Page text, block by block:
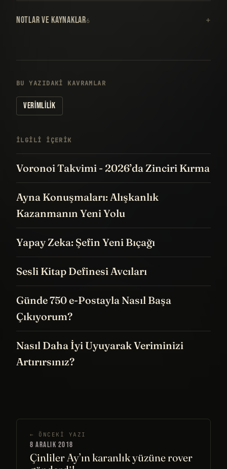
NOTLAR VE KAYNAKLAR6
BU YAZIDAKI KAVRAMLAR
VERIMLILIK
İLGILI IÇERIK
Voronoi Takvimi - 2026’da Zinciri Kırma
Ayna Konuşmaları: Alışkanlık
Kazanmanın Yeni Yolu
Yapay Zeka: Şefin Yeni Bıçağı
Sesli Kitap Definesi Avcıları
Günde 750 e-Postayla Nasıl Başa
Çıkıyorum?
Nasıl Daha İyi Uyuyarak Veriminizi
Artırırsınız?
← ÖNCEKI YAZI
8 ARALIK 2018
Çinliler Ay’ın karanlık yüzüne rover